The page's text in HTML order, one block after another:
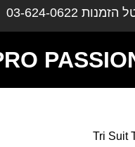
הזמנות 03-624-0622